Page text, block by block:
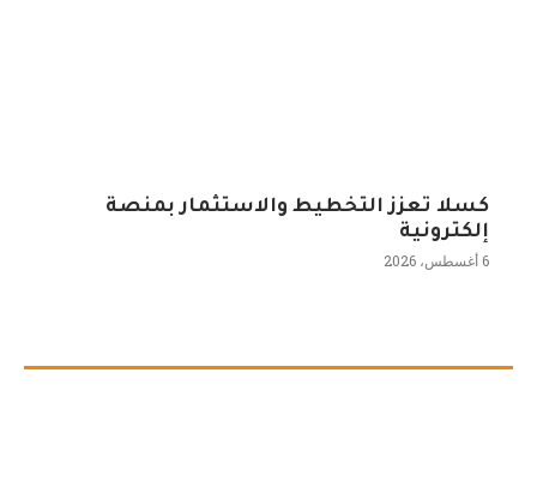
كسلا تعزز التخطيط والاستثمار بمنصة
إلكترونية
6 أغسطس، 2026